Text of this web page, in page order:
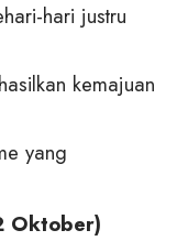
hari justru
kemajuan
yang
Oktober)